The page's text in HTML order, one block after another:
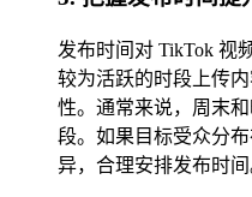
发布时间对 TikTok 视
较为活跃的时段上传
性。通常来说，周末
段。如果目标受众分
异，合理安排发布时间